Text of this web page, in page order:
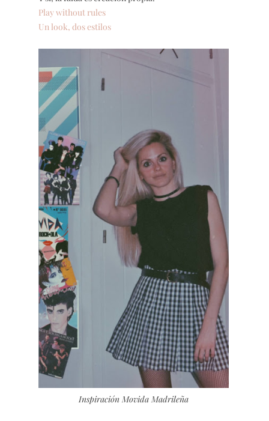
Play without rules
Un look, dos estilos
Inspiración Movida Madrileña